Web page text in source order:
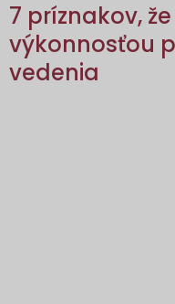
7 príznakov,
výkonnosťou
vedenia